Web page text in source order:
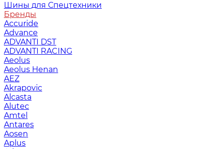
Шины для Спецтехники
Бренды
Accuride
Advance
ADVANTI DST
ADVANTI RACING
Aeolus
Aeolus Henan
AEZ
Akrapovic
Alcasta
Alutec
Amtel
Antares
Aosen
Aplus